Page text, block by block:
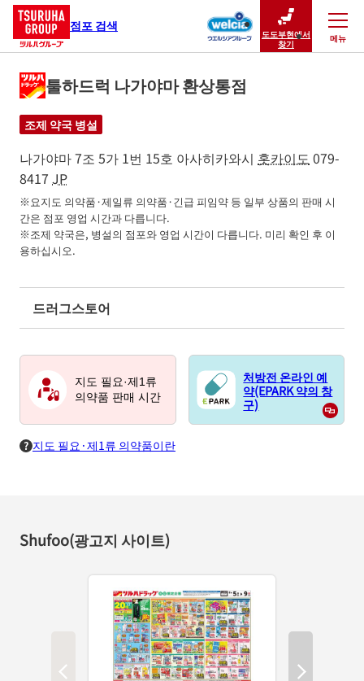
점포 검색
도도부현에서
찾기
메뉴
닫기
툴하드럭 나가야마 환상통점
조제 약국 병설
나가야마 7조 5가 1번 15호 아사히카와시 홋카이도 079-
8417 JP
※요지도 의약품·제일류 의약품·긴급 피임약 등 일부 상품의 판매 시
간은 점포 영업 시간과 다릅니다.
※조제 약국은, 병설의 점포와 영업 시간이 다릅니다. 미리 확인 후 이
용하십시오.
드러그스토어
지도 필요·제1류
의약품 판매 시간
처방전 온라인 예
약(EPARK 약의 창
구)
지도 필요·제1류 의약품이란
Shufoo(광고지 사이트)